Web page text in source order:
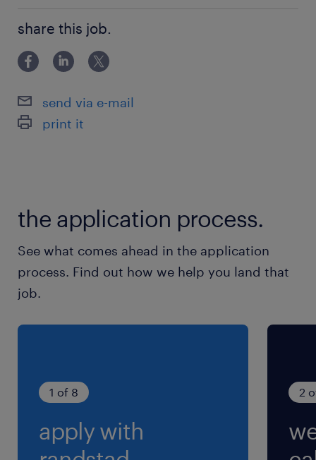
躍していただけます。
最寄駅
／浦和駅（徒歩5分）
埼京線／中浦和駅（バス10分）
平日含む週休2日（シフト制） ※土日祝日含む
就業時間
9:00-17:00（実働7時間00分・休憩60分）
（Excel・Wordへの入力ができればOK！）
share this job.
send via e-mail
print it
the application process.
See what comes ahead in the application
process. Find out how we help you land that
job.
1 of 8
apply with
2